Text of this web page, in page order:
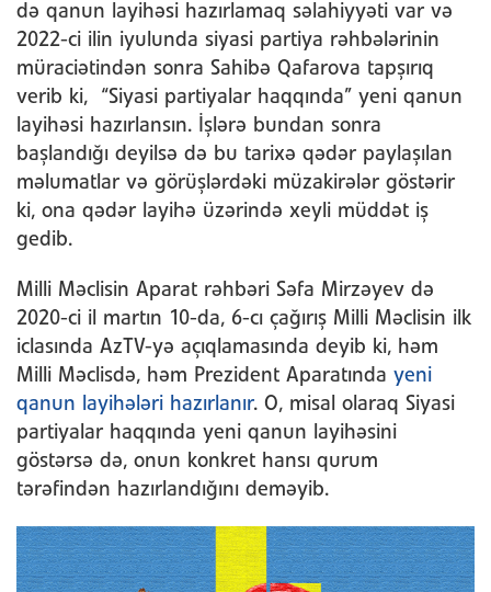
də qanun layihəsi hazırlamaq səlahiyyəti var və
2022-ci ilin iyulunda siyasi partiya rəhbələrinin
müraciətindən sonra Sahibə Qafarova tapşırıq
verib ki, “Siyasi partiyalar haqqında” yeni qanun
layihəsi hazırlansın. İşlərə bundan sonra
başlandığı deyilsə də bu tarixə qədər paylaşılan
məlumatlar və görüşlərdəki müzakirələr göstərir
ki, ona qədər layihə üzərində xeyli müddət iş
gedib.
Milli Məclisin Aparat rəhbəri Səfa Mirzəyev də
2020-ci il martın 10-da, 6-cı çağırış Milli Məclisin ilk
iclasında AzTV-yə açıqlamasında deyib ki, həm
Milli Məclisdə, həm Prezident Aparatında yeni
qanun layihələri hazırlanır. O, misal olaraq Siyasi
partiyalar haqqında yeni qanun layihəsini
göstərsə də, onun konkret hansı qurum
tərəfindən hazırlandığını deməyib.